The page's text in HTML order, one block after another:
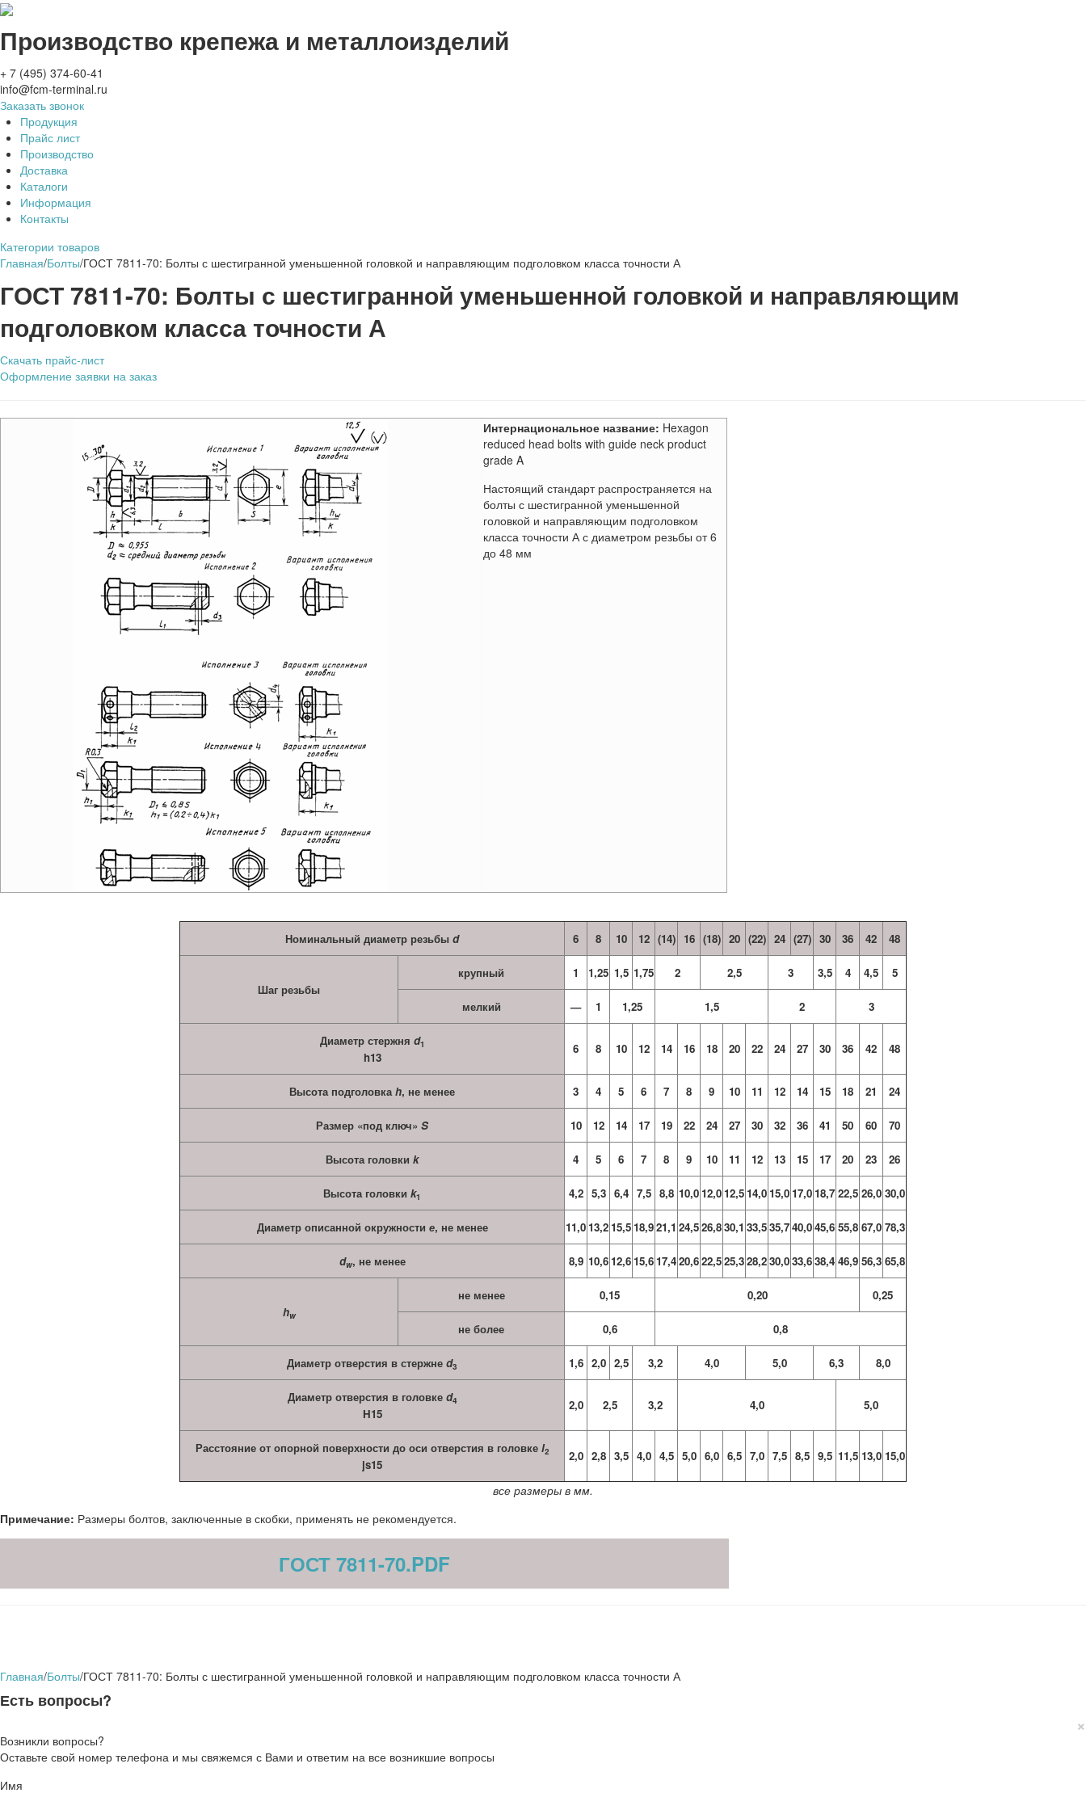
Производство крепежа и металлоизделий
+ 7 (495) 374-60-41
info@fcm-terminal.ru
Заказать звонок
Продукция
Прайс лист
Производство
Доставка
Каталоги
Информация
Контакты
Категории товаров
Главная/Болты/ГОСТ 7811-70: Болты с шестигранной уменьшенной головкой и направляющим подголовком класса точности А
ГОСТ 7811-70: Болты с шестигранной уменьшенной головкой и направляющим
подголовком класса точности А
Скачать прайс-лист
Оформление заявки на заказ
Интернациональное название: Hexagon
reduced head bolts with guide neck product
grade A
Настоящий стандарт распространяется на
болты с шестигранной уменьшенной
головкой и направляющим подголовком
класса точности А с диаметром резьбы от 6
до 48 мм
Номинальный диаметр резьбы d 6 8 10 12 (14) 16 (18) 20 (22) 24 (27) 30 36 42 48
Шаг резьбы
крупный 1 1,25 1,5 1,75 2 2,5 3 3,5 4 4,5 5
мелкий — 1 1,25 1,5 2 3
Диаметр стержня d1
h13
6 8 10 12 14 16 18 20 22 24 27 30 36 42 48
Высота подголовкаh, не менее 3 4 5 6 7 8 9 10 11 12 14 15 18 21 24
Размер «под ключ» S 10 12 14 17 19 22 24 27 30 32 36 41 50 60 70
Высота головки k 4 5 6 7 8 9 10 11 12 13 15 17 20 23 26
Высота головки k1 4,2 5,3 6,4 7,5 8,8 10,0 12,0 12,5 14,0 15,0 17,0 18,7 22,5 26,0 30,0
Диаметр описанной окружности е, не менее 11,0 13,2 15,5 18,921,1 24,526,830,1 33,535,740,045,6 55,8 67,0 78,3
dw, не менее 8,9 10,6 12,6 15,6 17,420,622,525,328,230,033,638,4 46,9 56,3 65,8
hw
не менее 0,15 0,20 0,25
не более 0,6 0,8
Диаметр отверстия в стержне d3 1,6 2,0 2,5 3,2 4,0 5,0 6,3 8,0
Диаметр отверстия в головке d4
H15
2,0 2,5 3,2 4,0 5,0
Расстояние от опорной поверхности до оси отверстия в головке l2
js15
2,0 2,8 3,5 4,0 4,5 5,0 6,0 6,5 7,0 7,5 8,5 9,5 11,5 13,0 15,0
все размеры в мм.
Примечание: Размеры болтов, заключенные в скобки, применять не рекомендуется.
ГОСТ 7811-70.PDF
Главная/Болты/ГОСТ 7811-70: Болты с шестигранной уменьшенной головкой и направляющим подголовком класса точности А
Есть вопросы?
×
Возникли вопросы?
Оставьте свой номер телефона и мы свяжемся с Вами и ответим на все возникшие вопросы
Имя